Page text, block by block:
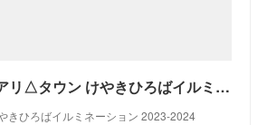
開催概要 | たまアリ△タウン けやきひろばイルミネーション 2023-2024toirokeyakiothersportsceremonybacktotopdownrightleftmenuclos
きひろばイルミネーション 2023-2024